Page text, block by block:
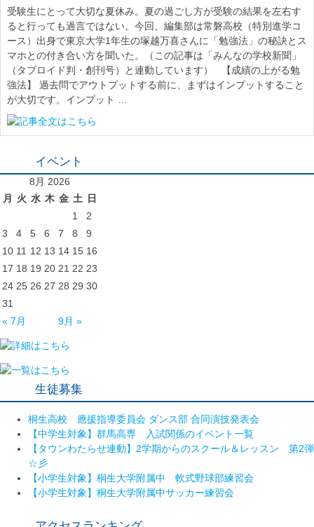
受験生にとって大切な夏休み。夏の過ごし方が受験の結果を左右す
ると行っても過言ではない。今回、編集部は常磐高校（特別進学コ
ース）出身で東京大学1年生の塚越万喜さんに「勉強法」の秘訣とス
マホとの付き合い方を聞いた。（この記事は「みんなの学校新聞」
（タブロイド判・創刊号）と連動しています） 【成績の上がる勉
強法】 過去問でアウトプットする前に、まずはインプットすること
が大切です。インプット …
イベント
8月 2026
月
火 水 木 金 土
日
1
2
3
4 5 6 7 8
9
10 11 12 13 14 15 16
17 18 19 20 21 22 23
24 25 26 27 28 29 30
31
« 7月
9月 »
生徒募集
桐生高校 應援指導委員会 ダンス部 合同演技発表会
【中学生対象】群馬高専 入試関係のイベント一覧
【タウンわたらせ連動】2学期からのスクール＆レッスン 第2弾
☆彡
【小学生対象】桐生大学附属中 軟式野球部練習会
【小学生対象】桐生大学附属中サッカー練習会